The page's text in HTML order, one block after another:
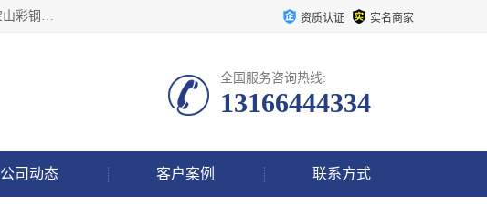
上海轩本实业有限公司于2017年注册地位于上海市宝山区，主要经营产品有：宝山彩钢卷，宝山镀铝锌，宝山彩钢板，宝山彩钢瓦等产品的生产和销售。 资质认证 实名商家
全国服务咨询热线:
13166444334
公司动态 客户案例 联系方式